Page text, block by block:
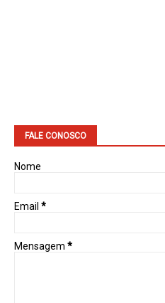
FALE CONOSCO
Nome
Email *
Mensagem *